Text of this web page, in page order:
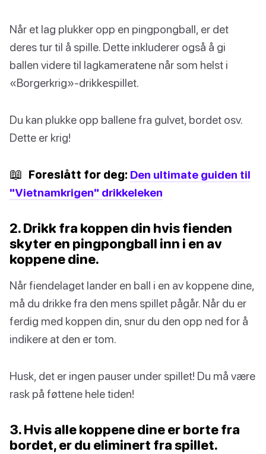
Når et lag plukker opp en pingpongball, er det
deres tur til å spille. Dette inkluderer også å gi
ballen videre til lagkameratene når som helst i
«Borgerkrig»-drikkespillet.
Du kan plukke opp ballene fra gulvet, bordet osv.
Dette er krig!
📖 Foreslått for deg: Den ultimate guiden til
"Vietnamkrigen" drikkeleken
2. Drikk fra koppen din hvis fienden
skyter en pingpongball inn i en av
koppene dine.
Når fiendelaget lander en ball i en av koppene dine,
må du drikke fra den mens spillet pågår. Når du er
ferdig med koppen din, snur du den opp ned for å
indikere at den er tom.
Husk, det er ingen pauser under spillet! Du må være
rask på føttene hele tiden!
3. Hvis alle koppene dine er borte fra
bordet, er du eliminert fra spillet.